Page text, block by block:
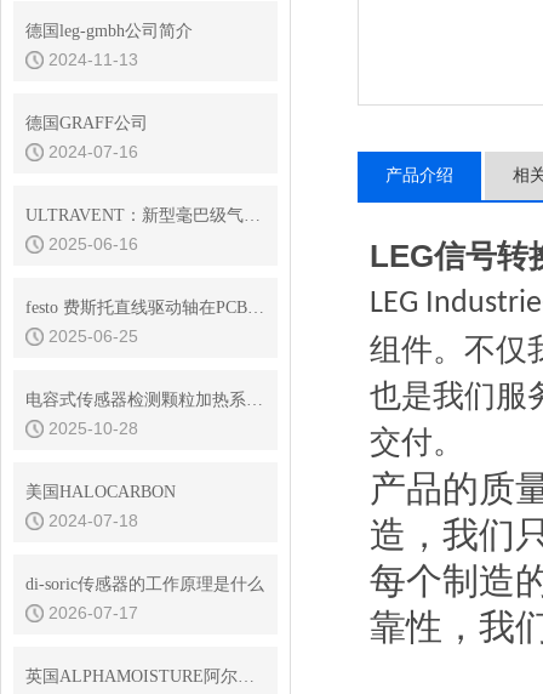
德国leg-gmbh公司简介
2024-11-13
德国GRAFF公司
2024-07-16
ULTRAVENT：新型毫巴级气体阀门系列 - 不仅仅是排气阀
2025-06-16
festo 费斯托直线驱动轴在PCB组装中的发挥重要作用
2025-06-25
电容式传感器检测颗粒加热系统中的点液
2025-10-28
美国HALOCARBON
2024-07-18
di-soric传感器的工作原理是什么
2026-07-17
英国ALPHAMOISTURE阿尔法简介
产品介绍 相
LEG信号转
LEG
组件。不仅
也是我们服
交付。
产品的质
造，我们
每个制造
靠性，我